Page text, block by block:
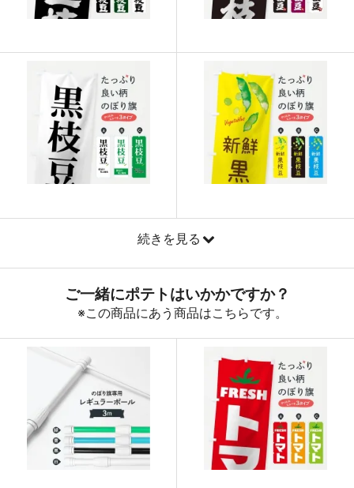
28 907 25396
901 27931
899 28768
897 29601
895 30430
890
37 888 32856
887 33706
35320
880 36080
42 36876
43 876 37668
続きを見る